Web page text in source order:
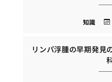
知識
リンパ浮腫の早期発見